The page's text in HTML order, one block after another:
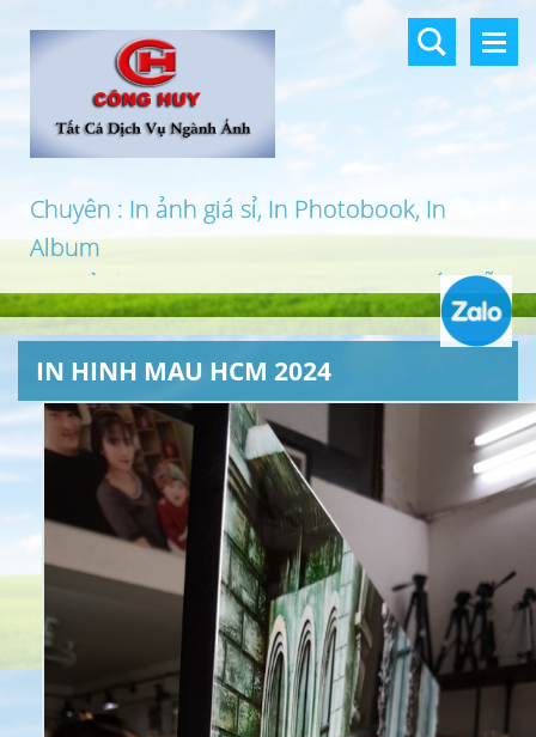
Chuyên : In ảnh giá sỉ, In Photobook, In
Album
In khổ lớn, In UV 3D, In Canvas, In PP, Ép Gỗ
…
IN HINH MAU HCM 2024